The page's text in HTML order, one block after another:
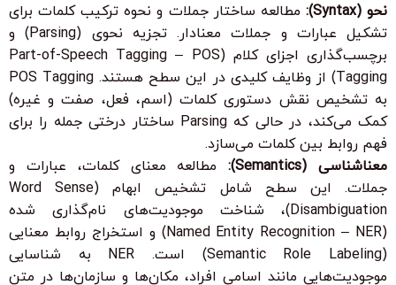
نحو (Syntax):
مطالعه ساختار جملات و نحوه ترکیب کلمات برای
تشکیل عبارات و جملات معنادار. تجزیه نحوی (Parsing) و
برچسب‌گذاری اجزای کلام (Part-of-Speech Tagging – POS
Tagging) از وظایف کلیدی در این سطح هستند. POS Tagging
به تشخیص نقش دستوری کلمات (اسم، فعل، صفت و غیره)
کمک می‌کند، در حالی که Parsing ساختار درختی جمله را برای
فهم روابط بین کلمات می‌سازد.
معناشناسی (Semantics):
مطالعه معنای کلمات، عبارات و
جملات. این سطح شامل تشخیص ابهام (Word Sense
Disambiguation)، شناخت موجودیت‌های نام‌گذاری شده
(Named Entity Recognition – NER) و استخراج روابط معنایی
(Semantic Role Labeling) است. NER به شناسایی
موجودیت‌هایی مانند اسامی افراد، مکان‌ها و سازمان‌ها در متن